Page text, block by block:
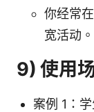
你经常
宽活动。
9) 使用
案例 1：